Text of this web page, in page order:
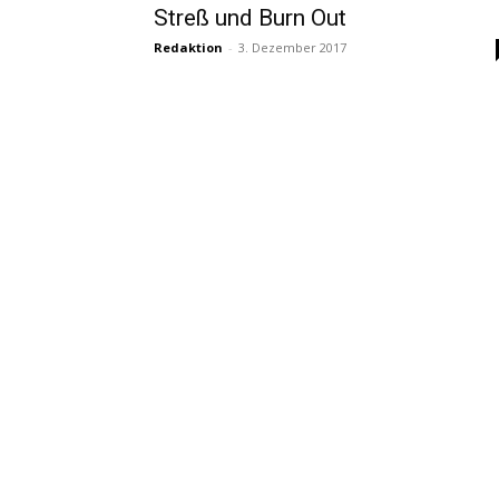
Streß und Burn Out
Redaktion - 3. Dezember 2017